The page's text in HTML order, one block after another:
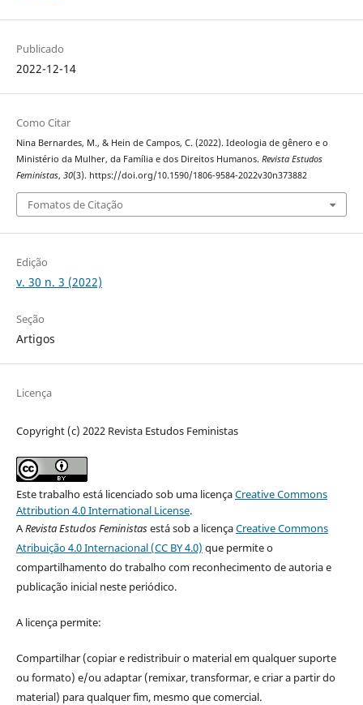
Publicado
2022-12-14
Como Citar
Nina Bernardes, M., & Hein de Campos, C. (2022). Ideologia de gênero e o
Ministério da Mulher, da Família e dos Direitos Humanos. Revista Estudos
Feministas, 30(3). https://doi.org/10.1590/1806-9584-2022v30n373882
Fomatos de Citação
Edição
v. 30 n. 3 (2022)
Seção
Artigos
Licença
Copyright (c) 2022 Revista Estudos Feministas
Este trabalho está licenciado sob uma licençaCreative Commons
Attribution 4.0 International License.
ARevista Estudos Feministasestá sob a licençaCreative Commons
Atribuição 4.0 Internacional (CC BY 4.0) que permite o
compartilhamento do trabalho com reconhecimento de autoria e
publicação inicial neste periódico.
A licença permite:
Compartilhar (copiar e redistribuir o material em qualquer suporte
ou formato) e/ou adaptar (remixar, transformar, e criar a partir do
material) para qualquer fim, mesmo que comercial.